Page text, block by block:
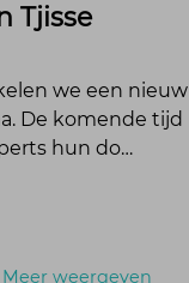
Tjisse
we een nieuw
De komende tijd
hun do…
Meer weergeven